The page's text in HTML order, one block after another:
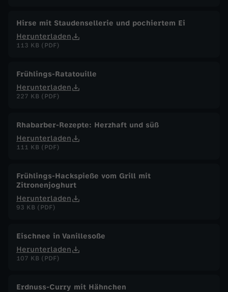
Hirse mit Staudensellerie und pochiertem Ei
Herunterladen
113 KB (PDF)
Frühlings-Ratatouille
Herunterladen
227 KB (PDF)
Rhabarber-Rezepte: Herzhaft und süß
Herunterladen
111 KB (PDF)
Frühlings-Hackspieße vom Grill mit
Zitronenjoghurt
Herunterladen
93 KB (PDF)
Eischnee in Vanillesoße
Herunterladen
107 KB (PDF)
Erdnuss-Curry mit Hähnchen